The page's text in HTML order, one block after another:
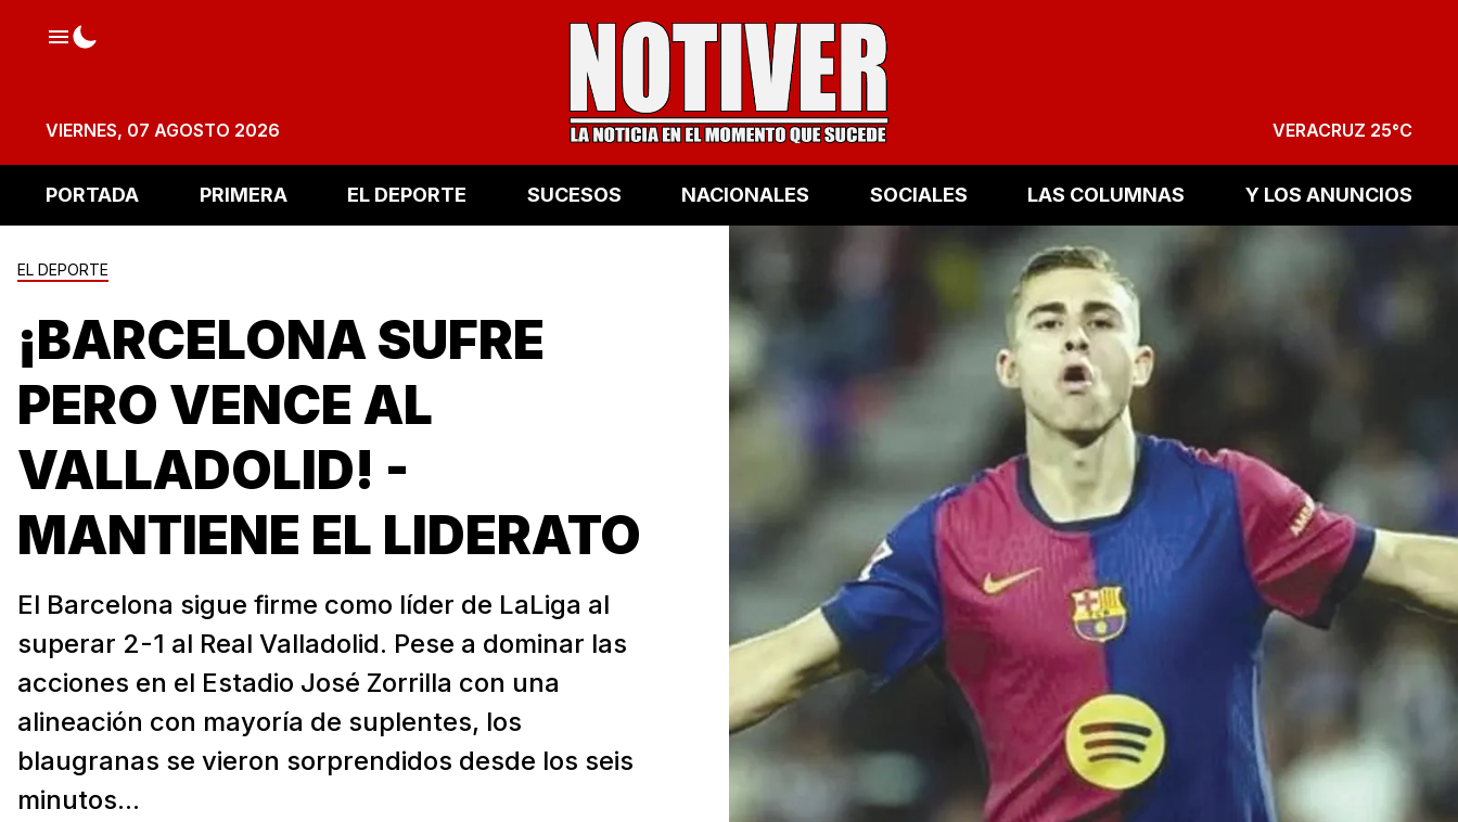
VIERNES, 07 AGOSTO 2026 VERACRUZ 25°C
PORTADA PRIMERA EL DEPORTE SUCESOS NACIONALES SOCIALES LAS COLUMNAS Y LOS ANUNCIOS
EL DEPORTE
¡BARCELONA SUFRE
PERO VENCE AL
VALLADOLID! -
MANTIENE EL LIDERATO
El Barcelona sigue firme como líder de LaLiga al
superar 2-1 al Real Valladolid. Pese a dominar las
acciones en el Estadio José Zorrilla con una
alineación con mayoría de suplentes, los
blaugranas se vieron sorprendidos desde los seis
minutos...